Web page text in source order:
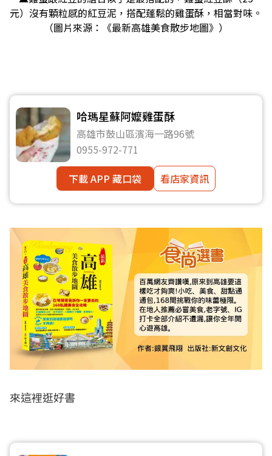
元）沒有顆粒感的紅豆泥，搭配蓬鬆的雞蛋酥，相當對味。
（圖片來源：《最新高雄美食散步地圖》）
哈瑪星蘇阿嬤雞蛋酥
高雄市鼓山區濱海一路96號
0955-972-771
下載 APP 藏口袋
看店家資訊
來這裡逛好書